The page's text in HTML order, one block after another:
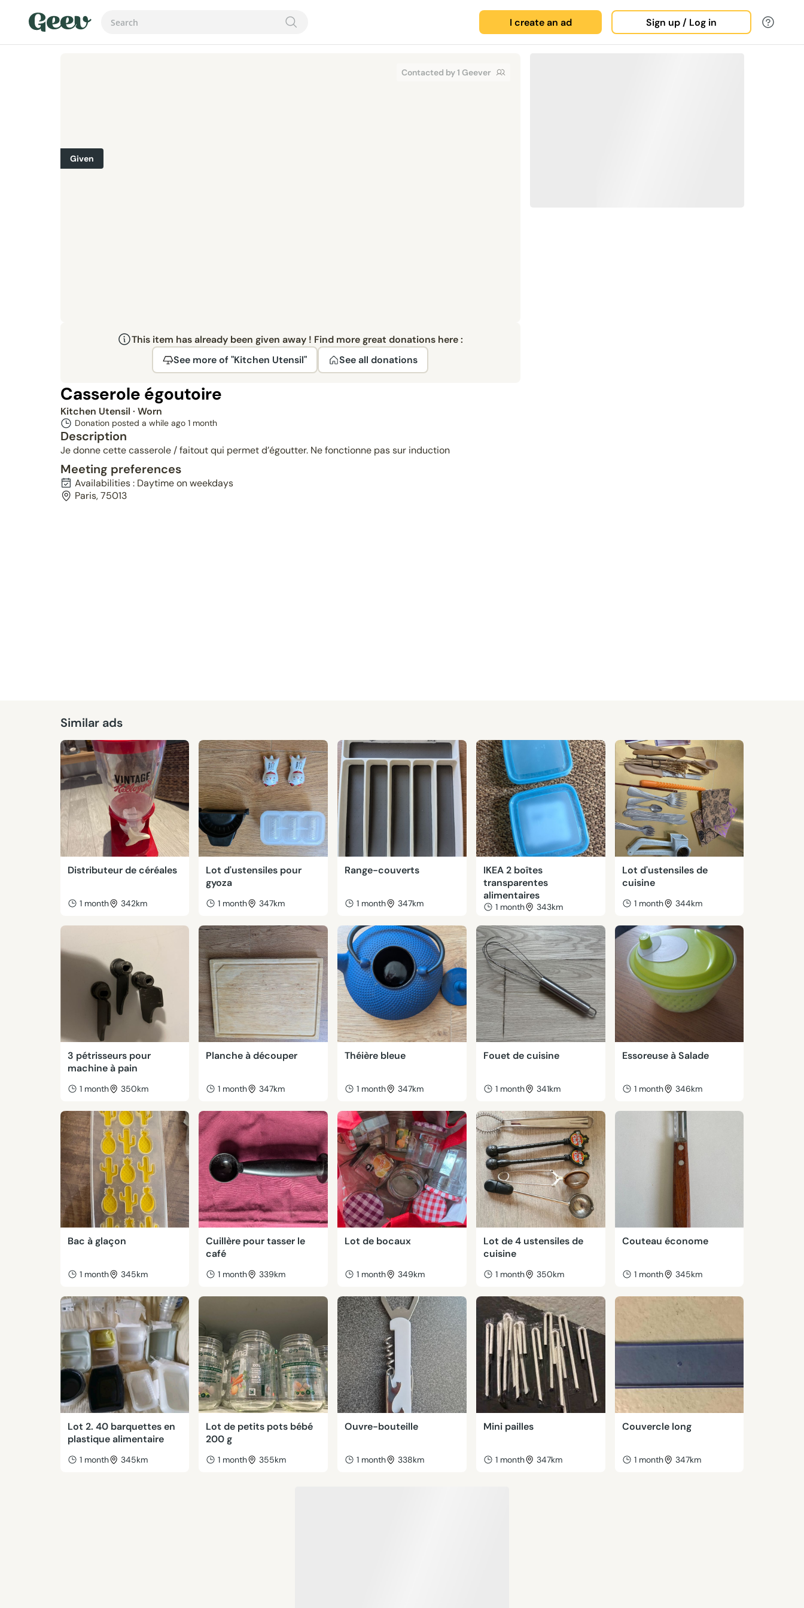
I create an ad Sign up / Log in
Contacted by 1 Geever
Given
This item has already been given away ! Find more great donations here :
See more of "Kitchen Utensil"
See all donations
Casserole égoutoire
Kitchen Utensil · Worn
Donation posted a while ago 1 month
Description
Je donne cette casserole / faitout qui permet d’égoutter. Ne fonctionne pas sur induction
Meeting preferences
Availabilities : Daytime on weekdays
Paris, 75013
Similar ads
Distributeur de céréales
1 month 342km
Lot d'ustensiles pour
gyoza
1 month 347km
Range-couverts
1 month 347km
IKEA 2 boîtes
transparentes
alimentaires
1 month 343km
Lot d'ustensiles de
cuisine
1 month 344km
3 pétrisseurs pour
machine à pain
1 month 350km
Planche à découper
1 month 347km
Théière bleue
1 month 347km
Fouet de cuisine
1 month 341km
Essoreuse à Salade
1 month 346km
Bac à glaçon
1 month 345km
Cuillère pour tasser le
café
1 month 339km
Lot de bocaux
1 month 349km
Lot de 4 ustensiles de
cuisine
1 month 350km
Couteau économe
1 month 345km
Lot 2. 40 barquettes en
plastique alimentaire
1 month 345km
Lot de petits pots bébé
200 g
1 month 355km
Ouvre-bouteille
1 month 338km
Mini pailles
1 month 347km
Couvercle long
1 month 347km